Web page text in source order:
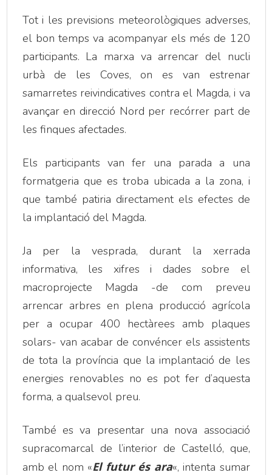
Tot i les previsions meteorològiques adverses,
el bon temps va acompanyar els més de 120
participants. La marxa va arrencar del nucli
urbà de les Coves, on es van estrenar
samarretes reivindicatives contra el Magda, i va
avançar en direcció Nord per recórrer part de
les finques afectades.
Els participants van fer una parada a una
formatgeria que es troba ubicada a la zona, i
que també patiria directament els efectes de
la implantació del Magda.
Ja per la vesprada, durant la xerrada
informativa, les xifres i dades sobre el
macroprojecte Magda -de com preveu
arrencar arbres en plena producció agrícola
per a ocupar 400 hectàrees amb plaques
solars- van acabar de convéncer els assistents
de tota la província que la implantació de les
energies renovables no es pot fer d’aquesta
forma, a qualsevol preu.
També es va presentar una nova associació
supracomarcal de l’interior de Castelló, que,
amb el nom «El futur és ara«, intenta sumar